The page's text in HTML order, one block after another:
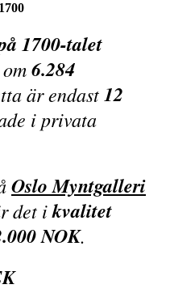
1700-talet
6.284
är endast12
i privata
Oslo Myntgalleri
det ikvalitet
NOK.